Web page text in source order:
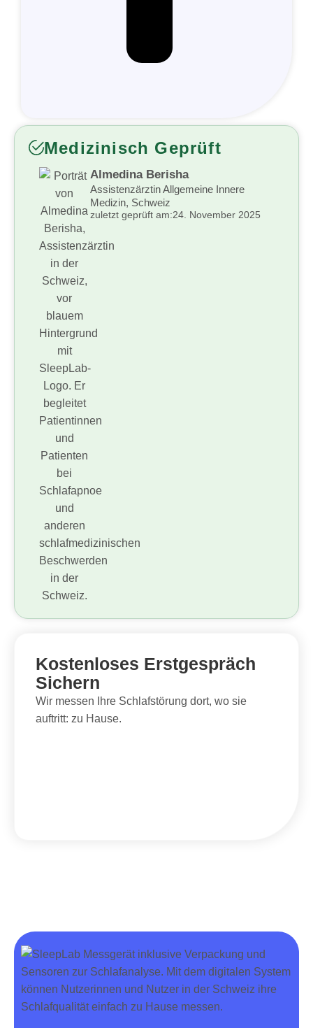
Medizinisch Geprüft
Almedina Berisha
Assistenzärztin Allgemeine Innere
Medizin, Schweiz
zuletzt geprüft am:24. November 2025
Kostenloses Erstgespräch
Sichern
Wir messen Ihre Schlafstörung dort, wo sie
auftritt: zu Hause.